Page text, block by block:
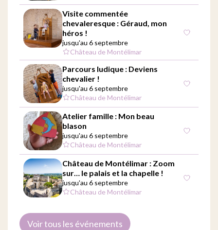
Visite commentée
chevaleresque : Géraud, mon
héros !
jusqu'au 6 septembre
Château de Montélimar
Parcours ludique : Deviens
chevalier !
jusqu'au 6 septembre
Château de Montélimar
Atelier famille : Mon beau
blason
jusqu'au 6 septembre
Château de Montélimar
Château de Montélimar : Zoom
sur… le palais et la chapelle !
jusqu'au 6 septembre
Château de Montélimar
Voir tous les événements